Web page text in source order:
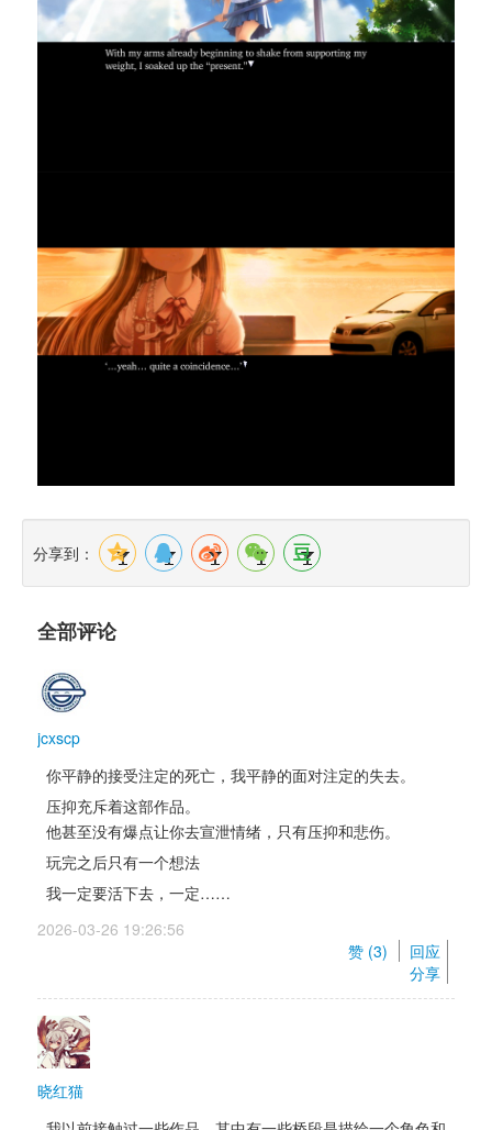
分享到：
全部评论
jcxscp
你平静的接受注定的死亡，我平静的面对注定的失去。
压抑充斥着这部作品。
他甚至没有爆点让你去宣泄情绪，只有压抑和悲伤。
玩完之后只有一个想法
我一定要活下去，一定……
2026-03-26 19:26:56
赞 (3)
回应
分享
晓红猫